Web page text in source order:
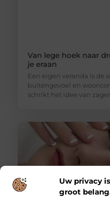
Uw privacy
groot
Van lege hoek naar
je eraan
Een eigen veranda is de
buitengevoel en
schrikt het idee van